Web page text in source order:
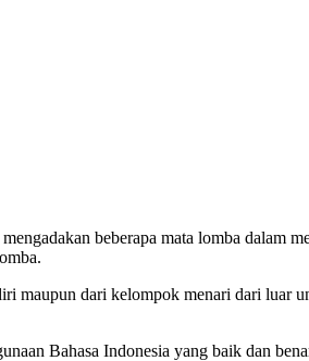
beberapa mata lomba dalam
dari kelompok menari dari luar
Bahasa Indonesia yang baik dan